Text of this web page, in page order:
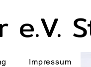
Impressum